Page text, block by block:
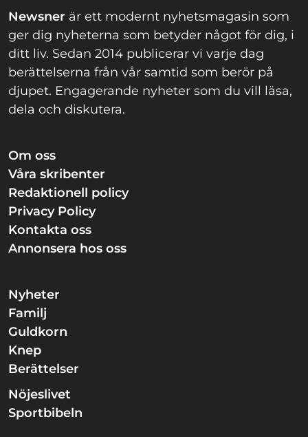
Newsner är ett modernt nyhetsmagasin som
ger dig nyheterna som betyder något för dig, i
ditt liv. Sedan 2014 publicerar vi varje dag
berättelserna från vår samtid som berör på
djupet. Engagerande nyheter som du vill läsa,
dela och diskutera.
Om oss
Våra skribenter
Redaktionell policy
Privacy Policy
Kontakta oss
Annonsera hos oss
Nyheter
Familj
Guldkorn
Knep
Berättelser
Nöjeslivet
Sportbibeln